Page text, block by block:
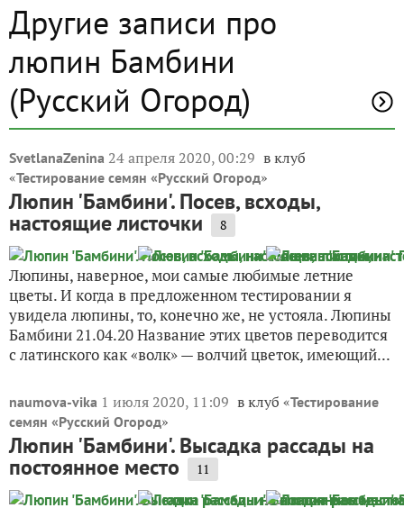
Другие записи про
люпин Бамбини
(Русский Огород)
SvetlanaZenina 24 апреля 2020, 00:29 в клуб
«Тестирование семян «Русский Огород»
Люпин 'Бамбини'. Посев, всходы,
настоящие листочки 8
Люпины, наверное, мои самые любимые летние
цветы. И когда в предложенном тестировании я
увидела люпины, то, конечно же, не устояла. Люпины
Бамбини 21.04.20 Название этих цветов переводится
с латинского как «волк» — волчий цветок, имеющий...
naumova-vika 1 июля 2020, 11:09 в клуб «Тестирование
семян «Русский Огород»
Люпин 'Бамбини'. Высадка рассады на
постоянное место 11